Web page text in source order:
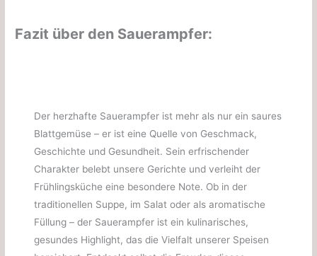
Fazit über den Sauerampfer:
Der herzhafte Sauerampfer ist mehr als nur ein saures
Blattgemüse – er ist eine Quelle von Geschmack,
Geschichte und Gesundheit. Sein erfrischender
Charakter belebt unsere Gerichte und verleiht der
Frühlingsküche eine besondere Note. Ob in der
traditionellen Suppe, im Salat oder als aromatische
Füllung – der Sauerampfer ist ein kulinarisches,
gesundes Highlight, das die Vielfalt unserer Speisen